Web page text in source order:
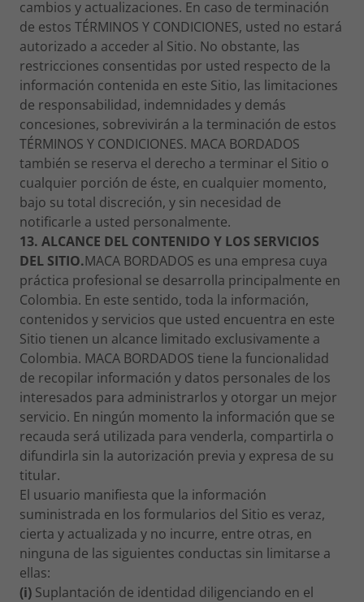
cambios y actualizaciones. En caso de terminación
de estos TÉRMINOS Y CONDICIONES, usted no estará
autorizado a acceder al Sitio. No obstante, las
restricciones consentidas por usted respecto de la
información contenida en este Sitio, las limitaciones
de responsabilidad, indemnidades y demás
concesiones, sobrevivirán a la terminación de estos
TÉRMINOS Y CONDICIONES. MACA BORDADOS
también se reserva el derecho a terminar el Sitio o
cualquier porción de éste, en cualquier momento,
bajo su total discreción, y sin necesidad de
notificarle a usted personalmente.
13. ALCANCE DEL CONTENIDO Y LOS SERVICIOS
DEL SITIO.MACA BORDADOS es una empresa cuya
práctica profesional se desarrolla principalmente en
Colombia. En este sentido, toda la información,
contenidos y servicios que usted encuentra en este
Sitio tienen un alcance limitado exclusivamente a
Colombia. MACA BORDADOS tiene la funcionalidad
de recopilar información y datos personales de los
interesados para administrarlos y otorgar un mejor
servicio. En ningún momento la información que se
recauda será utilizada para venderla, compartirla o
difundirla sin la autorización previa y expresa de su
titular.
El usuario manifiesta que la información
suministrada en los formularios del Sitio es veraz,
cierta y actualizada y no incurre, entre otras, en
ninguna de las siguientes conductas sin limitarse a
ellas:
(i) Suplantación de identidad diligenciando en el